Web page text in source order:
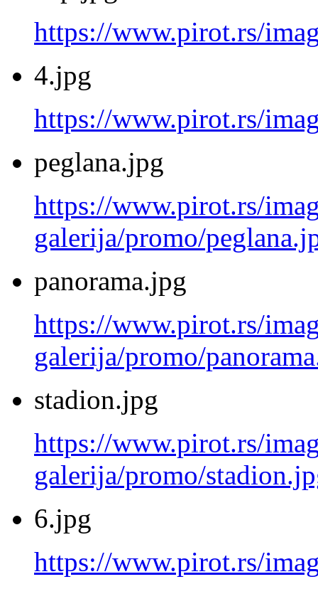
https://www.pirot.rs/
4.jpg
https://www.pirot.rs/
peglana.jpg
https://www.pirot.rs/
galerija/promo/
panorama.jpg
https://www.pirot.rs/
galerija/promo/
stadion.jpg
https://www.pirot.rs/
galerija/promo/
6.jpg
https://www.pirot.rs/